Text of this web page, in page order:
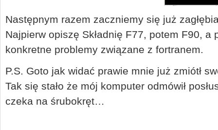
Następnym razem zaczniemy się już
Najpierw opiszę Składnię F77, potem F90,
konkretne problemy związane z fortranem.
P.S. Goto jak widać prawie mnie już zmiótł
Tak się stało że mój komputer odmówił
czeka na śrubokręt…